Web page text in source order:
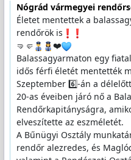
Nógrád vármegyei
Életet mentettek a
rendőrök is
🤜🤛
️❤️
Balassagyarmaton egy
idős férfi életét mentették
Szeptember 6️⃣-án a
20-as éveiben járó nő a
Rendőrkapitányságra,
elveszítette az eszméletét.
A Bűnügyi Osztály
rendőr alezredes, és